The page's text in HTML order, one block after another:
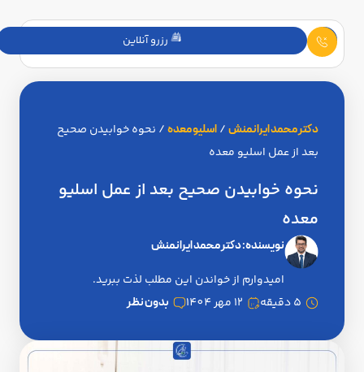
رزرو آنلاین
دکتر محمد ایرانمنش/اسلیو معده/ نحوه خوابیدن صحیح
بعد از عمل اسلیو معده
نحوه خوابیدن صحیح بعد از عمل اسلیو
معده
نویسنده:دکتر محمد ایرانمنش
امیدوارم از خواندن این مطلب لذت ببرید.
5 دقیقه
12 مهر 1404 بدون نظر